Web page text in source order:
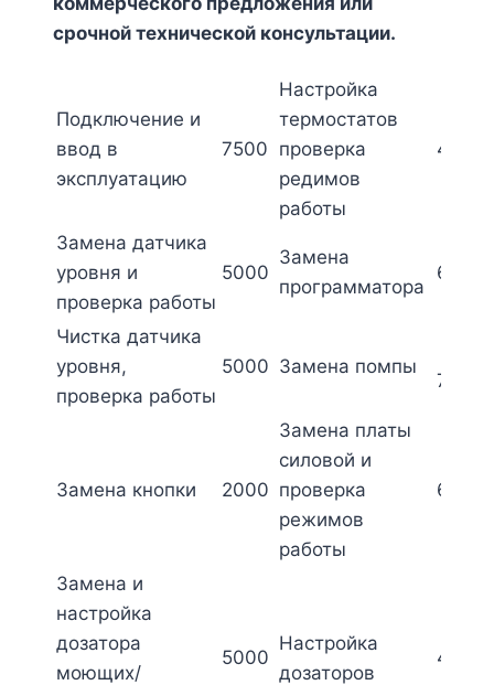
срочной технической консультации.
Подключение и
ввод в
эксплуатацию
7500
Настройка
термостатов
проверка
редимов
работы
4500
Замена датчика
уровня и
проверка работы
5000
Замена
программатора
6000
Чистка датчика
уровня,
проверка работы
5000 Замена помпы
7500
Замена кнопки 2000
Замена платы
силовой и
проверка
режимов
работы
6000
Замена и
настройка
дозатора
моющих/
5000
Настройка
дозаторов
4500